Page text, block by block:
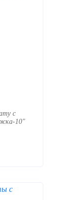
с
10"